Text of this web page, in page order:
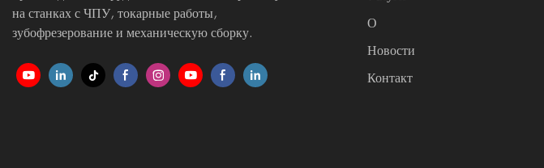
на станках с ЧПУ, токарные работы,
зубофрезерование и механическую сборку.
О
Новости
Контакт